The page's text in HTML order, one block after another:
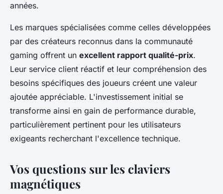
années.
Les marques spécialisées comme celles développées
par des créateurs reconnus dans la communauté
gaming offrent un excellent rapport qualité-prix.
Leur service client réactif et leur compréhension des
besoins spécifiques des joueurs créent une valeur
ajoutée appréciable. L'investissement initial se
transforme ainsi en gain de performance durable,
particulièrement pertinent pour les utilisateurs
exigeants recherchant l'excellence technique.
Vos questions sur les claviers
magnétiques